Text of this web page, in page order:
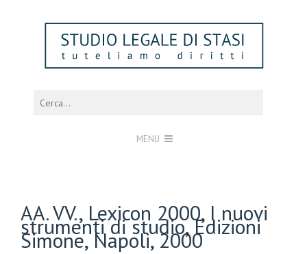
MENU
AA. VV., Lexicon 2000, I nuovi
strumenti di studio, Edizioni
Simone, Napoli, 2000